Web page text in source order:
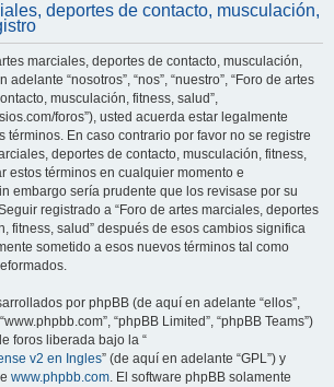
deportes de contacto, musculación,
marciales, deportes de contacto, musculación,
“nosotros”, “nos”, “nuestro”, “Foro de artes
musculación, fitness, salud”,
foros”), usted acuerda estar legalmente
términos. En caso contrario por favor no se registre
deportes de contacto, musculación, fitness,
estos términos en cualquier momento e
embargo sería prudente que los revisase por su
registrado a “Foro de artes marciales, deportes
fitness, salud” después de esos cambios significa
sometido a esos nuevos términos tal como
por phpBB (de aquí en adelante “ellos”,
“phpBB Limited”, “phpBB Teams”)
foros liberada bajo la “
v2 en Ingles” (de aquí en adelante “GPL”) y
www.phpbb.com. El software phpBB solamente